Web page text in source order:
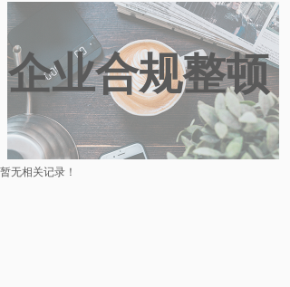
暂无相关记录！
企业合规整顿